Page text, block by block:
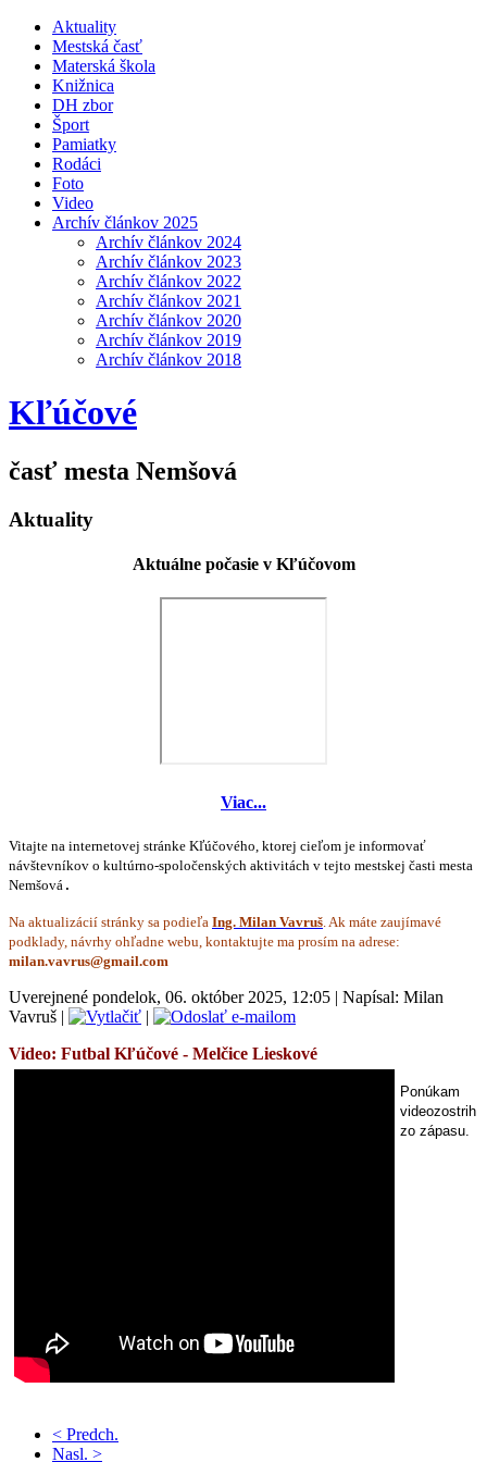
Aktuality
Mestská časť
Materská škola
Knižnica
DH zbor
Šport
Pamiatky
Rodáci
Foto
Video
Archív článkov 2025
Archív článkov 2024
Archív článkov 2023
Archív článkov 2022
Archív článkov 2021
Archív článkov 2020
Archív článkov 2019
Archív článkov 2018
Kľúčové
časť mesta Nemšová
Aktuality
Aktuálne počasie v Kľúčovom
Viac...
Vitajte na internetovej stránke Kľúčového, ktorej cieľom je informovať
návštevníkov o kultúrno-spoločenských aktivitách v tejto mestskej časti mesta
Nemšová .
Na aktualizácií stránky sa podieľa Ing. Milan Vavruš . Ak máte zaujímavé
podklady, návrhy ohľadne webu, kontaktujte ma prosím na adrese:
Uverejnené pondelok, 06. október 2025, 12:05 | Napísal: Milan
Vavruš |
|
Video: Futbal Kľúčové - Melčice Lieskové
Ponúkam
videozostrih
zo zápasu.
< Predch.
Nasl. >